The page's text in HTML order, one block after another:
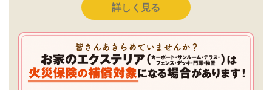
詳しく見る